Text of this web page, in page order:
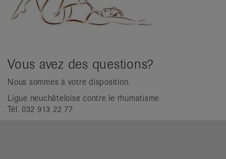
Vous avez des questions?
Nous sommes à votre disposition.
Ligue neuchâteloise contre le rhumatisme
Tél. 032 913 22 77